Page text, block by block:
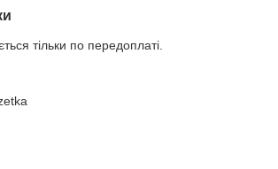
тільки по передоплаті.